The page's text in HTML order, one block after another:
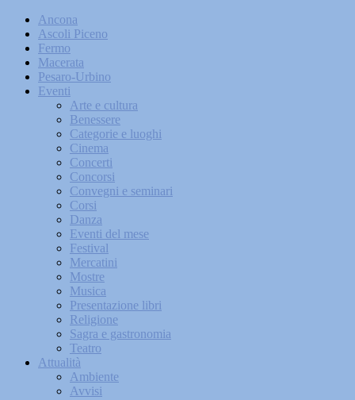
Ancona
Ascoli Piceno
Fermo
Macerata
Pesaro-Urbino
Eventi
Arte e cultura
Benessere
Categorie e luoghi
Cinema
Concerti
Concorsi
Convegni e seminari
Corsi
Danza
Eventi del mese
Festival
Mercatini
Mostre
Musica
Presentazione libri
Religione
Sagra e gastronomia
Teatro
Attualità
Ambiente
Avvisi